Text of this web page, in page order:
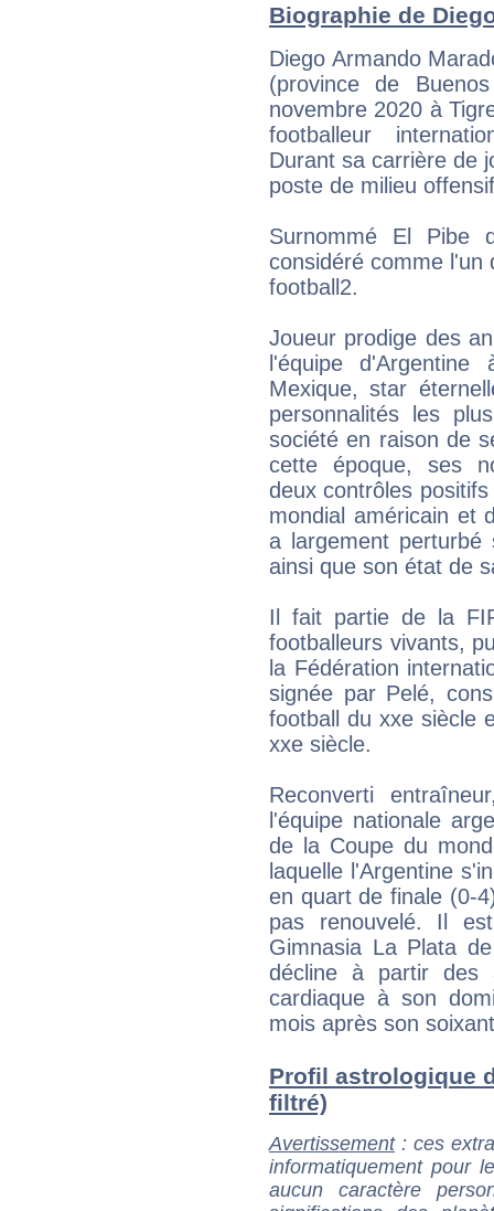
Biographie de
Diego Armando
(province de
novembre 2020 à
footballeur
Durant sa carrière de
poste de milieu
Surnommé El
considéré comme l'un
football2.
Joueur prodige des
l'équipe
Mexique, star
personnalités les
société en raison de
cette époque, ses
deux contrôles
mondial américain et
a largement perturbé
ainsi que son état de
Il fait partie de la
footballeurs vivants,
la Fédération
signée par Pelé,
football du xxe siècle
xxe siècle.
Reconverti
l'équipe nationale
de la Coupe du
laquelle l'Argentine
en quart de finale (0-
pas renouvelé. Il
Gimnasia La Plata
décline à partir des
cardiaque à son
mois après son
Profil astrologique
filtré)
Avertissement: ces
informatiquement pour
aucun caractère